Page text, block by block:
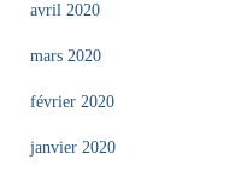
avril 2020
mars 2020
février 2020
janvier 2020